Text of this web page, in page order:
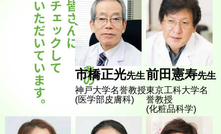
市橋正光先生
神戸大学名誉教授
(医学部皮膚科)
前田憲寿先生
東京工科大学名
誉教授
(化粧品科学)